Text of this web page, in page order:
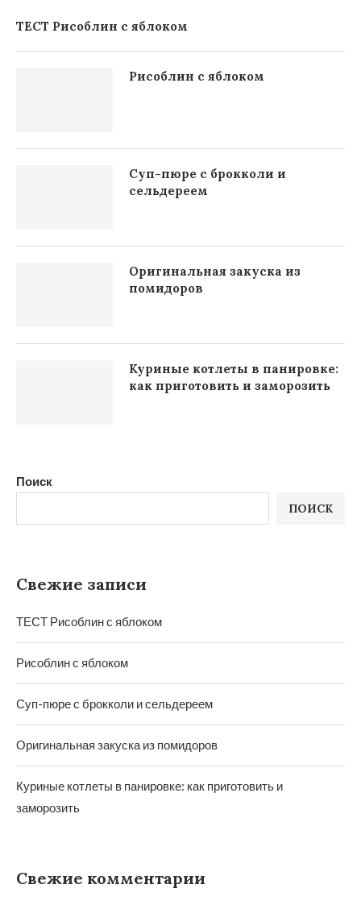
Поиск
ПОИСК
Свежие записи
ТЕСТ Рисоблин с яблоком
Рисоблин с яблоком
Суп-пюре с брокколи и сельдереем
Оригинальная закуска из помидоров
Куриные котлеты в панировке: как приготовить и
заморозить
Свежие комментарии
ТЕСТ Рисоблин с яблоком
Рисоблин с яблоком
Суп-пюре с брокколи и
сельдереем
Оригинальная закуска из
помидоров
Куриные котлеты в панировке:
как приготовить и заморозить